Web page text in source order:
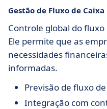
Gestão de Fluxo de Caixa
Controle global do fluxo
Ele permite que as
necessidades
informadas.
Previsão de fluxo
Integração com